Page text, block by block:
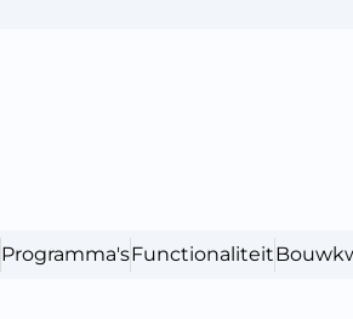
Programma'sFunctionaliteit